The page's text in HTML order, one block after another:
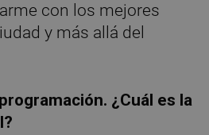
con los mejores
y más allá del
¿Cuál es la